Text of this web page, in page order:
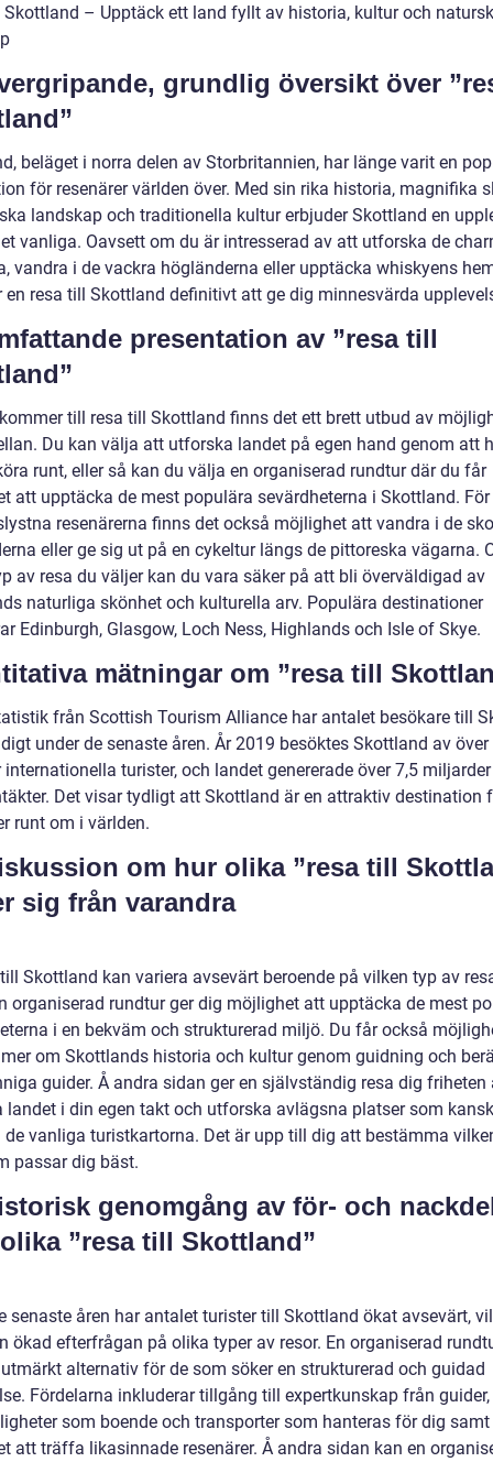
Skottland – Upptäck ett land fyllt av historia, kultur och
grundlig översikt över
beläget i norra delen av Storbritannien, har länge varit en
för resenärer världen över. Med sin rika historia, magnifika
landskap och traditionella kultur erbjuder Skottland en
vanliga. Oavsett om du är intresserad av att utforska de
vandra i de vackra högländerna eller upptäcka whiskyens
en resa till Skottland definitivt att ge dig minnesvärda
presentation av ”resa till
till resa till Skottland finns det ett brett utbud av
Du kan välja att utforska landet på egen hand genom att
runt, eller så kan du välja en organiserad rundtur där du får
att upptäcka de mest populära sevärdheterna i Skottland. För
resenärerna finns det också möjlighet att vandra i de
eller ge sig ut på en cykeltur längs de pittoreska vägarna.
av resa du väljer kan du vara säker på att bli överväldigad av
naturliga skönhet och kulturella arv. Populära destinationer
Edinburgh, Glasgow, Loch Ness, Highlands och Isle of Skye.
mätningar om ”resa till
från Scottish Tourism Alliance har antalet besökare till
under de senaste åren. År 2019 besöktes Skottland av över
turister, och landet genererade över 7,5
Det visar tydligt att Skottland är en attraktiv destination
runt om i världen.
om hur olika ”resa till
sig från varandra
Skottland kan variera avsevärt beroende på vilken typ av
organiserad rundtur ger dig möjlighet att upptäcka de mest
i en bekväm och strukturerad miljö. Du får också
om Skottlands historia och kultur genom guidning och
guider. Å andra sidan ger en självständig resa dig friheten
landet i din egen takt och utforska avlägsna platser som
de vanliga turistkartorna. Det är upp till dig att bestämma
passar dig bäst.
genomgång av för- och
”resa till Skottland”
senaste åren har antalet turister till Skottland ökat avsevärt,
ökad efterfrågan på olika typer av resor. En organiserad
alternativ för de som söker en strukturerad och guidad
Fördelarna inkluderar tillgång till expertkunskap från guider,
som boende och transporter som hanteras för dig samt
att träffa likasinnade resenärer. Å andra sidan kan en